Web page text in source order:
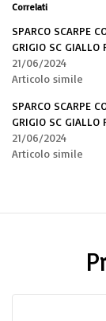
Correlati
SPARCO SCARPE
GRIGIO SC GIALLO
21/06/2024
Articolo simile
SPARCO SCARPE
GRIGIO SC GIALLO
21/06/2024
Articolo simile